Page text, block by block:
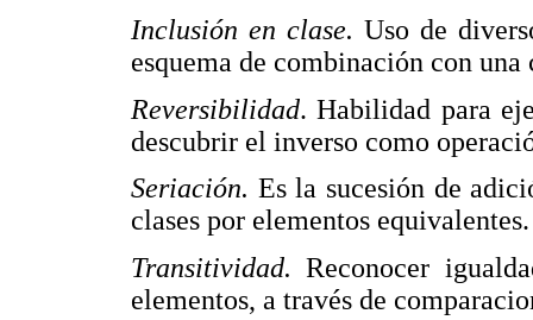
Inclusión en clase. Uso de
esquema de combinación con
Reversibilidad. Habilidad para
descubrir el inverso como
Seriación. Es la sucesión de
clases por elementos equivalentes.
Transitividad.Reconocer
elementos, a través de